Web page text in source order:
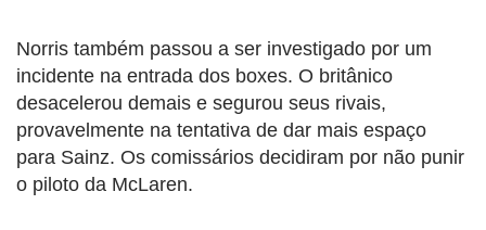
Norris também passou a ser investigado por um
incidente na entrada dos boxes. O britânico
desacelerou demais e segurou seus rivais,
provavelmente na tentativa de dar mais espaço
para Sainz. Os comissários decidiram por não punir
o piloto da McLaren.